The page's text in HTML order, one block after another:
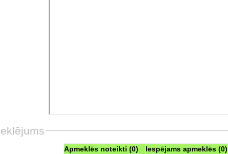
Apmeklēs noteikti (0) Iespējams apmeklēs (0)